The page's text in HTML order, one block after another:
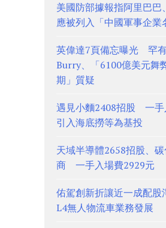
美國防部據報指阿里巴
應被列入「中國軍事企業
英偉達7頁備忘曝光 罕
Burry、「6100億美元舞
期」質疑
遇見小麵2408招股 一手
引入海底撈等為基投
天域半導體2658招股、
商 一手入場費2929元
佑駕創新折讓近一成配
L4無人物流車業務發展